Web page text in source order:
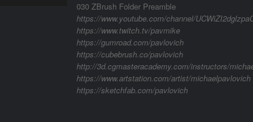
030 ZBrush Folder Preamble
https://www.youtube.com/channel/
https://www.twitch.tv/pavmike
https://gumroad.com/pavlovich
https://cubebrush.co/pavlovich
http://3d.cgmasteracademy.com/instructors/
https://www.artstation.com/artist/michaelpavlovich
https://sketchfab.com/pavlovich